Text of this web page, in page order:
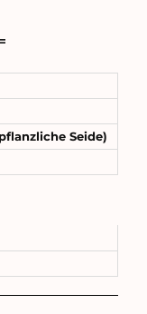
Seide)